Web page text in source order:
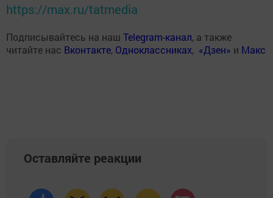
https://max.ru/tatmedia
Подписывайтесь на наш Telegram-канал, а также
читайте нас Вконтакте, Одноклассниках, «Дзен» и Макс
Оставляйте реакции